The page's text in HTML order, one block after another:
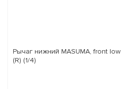
Рычаг нижний MASUMA, front low HYUNDAI SONATA 10-14
(R) (1/4)